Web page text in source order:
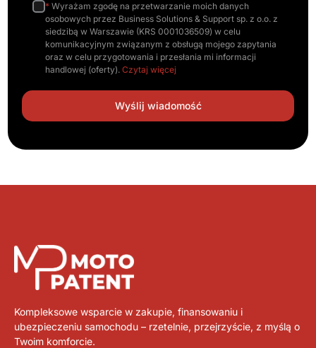
* Wyrażam zgodę na przetwarzanie moich danych
osobowych przez Business Solutions & Support sp. z o.o. z
siedzibą w Warszawie (KRS 0001036509) w celu
komunikacyjnym związanym z obsługą mojego zapytania
oraz w celu przygotowania i przesłania mi informacji
handlowej (oferty).Czytaj więcej
Kompleksowe wsparcie w zakupie, finansowaniu i
ubezpieczeniu samochodu – rzetelnie, przejrzyście, z myślą o
Twoim komforcie.